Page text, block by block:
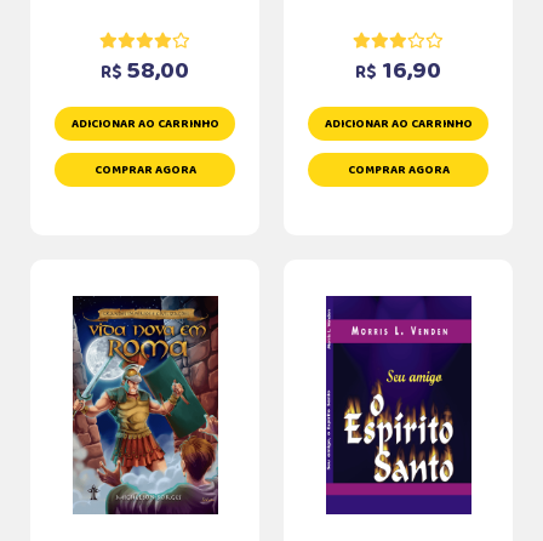
R$ 58,00
ADICIONAR AO CARRINHO
COMPRAR AGORA
R$ 16,90
ADICIONAR AO CARRINHO
COMPRAR AGORA